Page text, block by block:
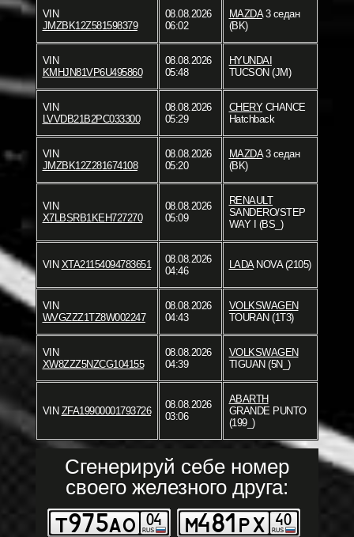
VIN
JMZBK12Z581598379
08.08.2026
06:02
MAZDA3 седан
(BK)
VIN
KMHJN81VP6U495860
08.08.2026
05:48
HYUNDAI
TUCSON (JM)
VIN
LVVDB21B2PC033300
08.08.2026
05:29
CHERYCHANCE
Hatchback
VIN
JMZBK12Z281674108
08.08.2026
05:20
MAZDA3 седан
(BK)
VIN
X7LBSRB1KEH727270
08.08.2026
05:09
RENAULT
SANDERO/STEP
WAY I (BS_)
VIN XTA21154094783651
08.08.2026
04:46
LADANOVA (2105)
VIN
WVGZZZ1TZ8W002247
08.08.2026
04:43
VOLKSWAGEN
TOURAN (1T3)
VIN
XW8ZZZ5NZCG104155
08.08.2026
04:39
VOLKSWAGEN
TIGUAN (5N_)
VIN ZFA19900001793726
08.08.2026
03:06
ABARTH
GRANDE PUNTO
(199_)
Сгенерируй себе номер
своего железного друга: